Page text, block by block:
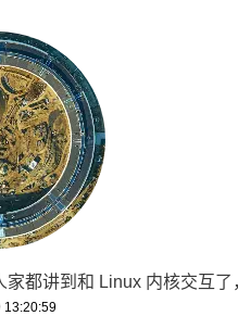
家都讲到和 Linux 内核交互
13:20:59